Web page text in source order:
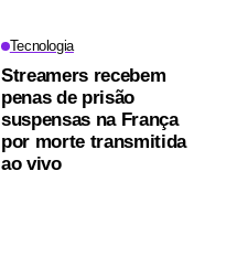
Tecnologia
Streamers recebem
penas de prisão
suspensas na França
por morte transmitida
ao vivo